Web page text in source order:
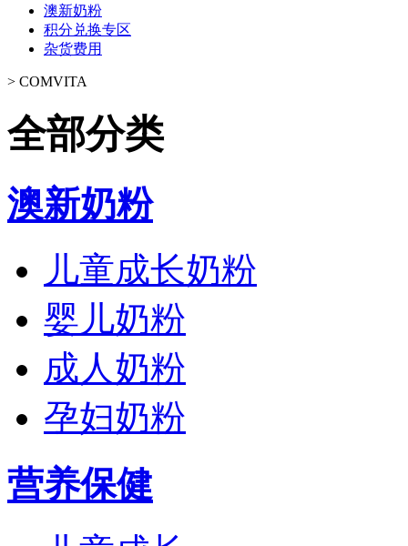
澳新奶粉
积分兑换专区
杂货费用
> COMVITA
全部分类
澳新奶粉
儿童成长奶粉
婴儿奶粉
成人奶粉
孕妇奶粉
营养保健